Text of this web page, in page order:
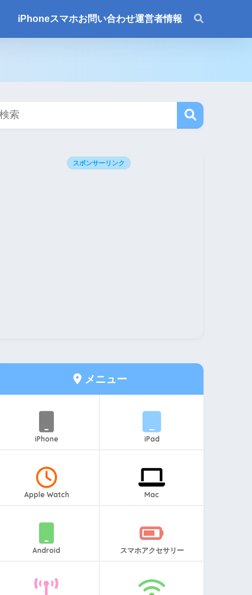
iPhoneスマホお問い合わせ運営者情報
スポンサーリンク
メニュー
iPhone iPad
Apple Watch Mac
Android スマホアクセサリー